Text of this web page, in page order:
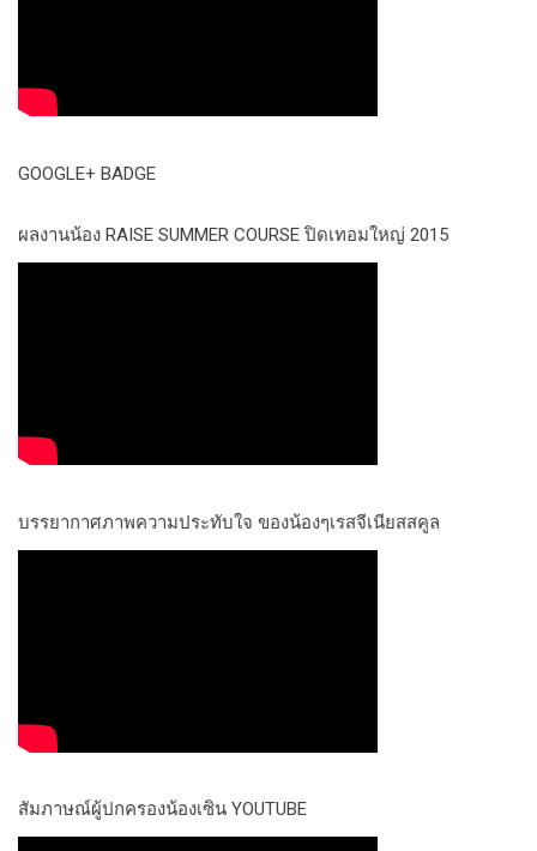
GOOGLE+ BADGE
ผลงานน้อง RAISE SUMMER COURSE ปิดเทอมใหญ่ 2015
บรรยากาศภาพความประทับใจ ของน้องๆเรสจีเนียสสคูล
สัมภาษณ์ผู้ปกครองน้องเซิน YOUTUBE